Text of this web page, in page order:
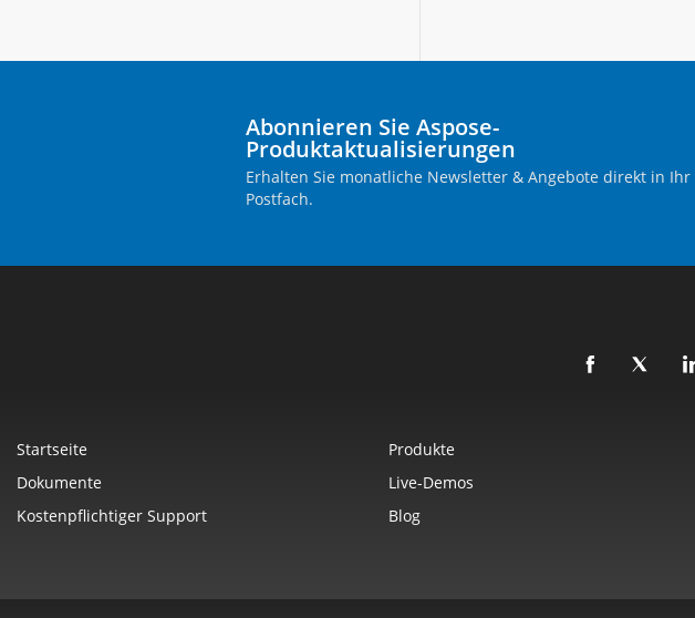
Abonnieren Sie Aspose-
Produktaktualisierungen
Erhalten Sie monatliche Newsletter & Angebote direkt in Ihr
Postfach.
Startseite Produkte
Dokumente
Live-Demos
Kostenpflichtiger Support
Blog